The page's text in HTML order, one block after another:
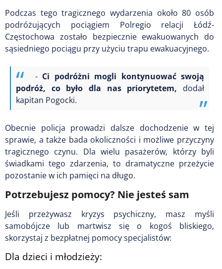
Podczas tego tragicznego wydarzenia około 80 osób
podróżujących pociągiem Polregio relacji Łódź-
Częstochowa zostało bezpiecznie ewakuowanych do
sąsiedniego pociągu przy użyciu trapu ewakuacyjnego.
- Ci podróżni mogli kontynuować swoją
podróż, co było dla nas priorytetem, dodał
kapitan Pogocki.
Obecnie policja prowadzi dalsze dochodzenie w tej
sprawie, a także bada okoliczności i możliwe przyczyny
tragicznego czynu. Dla wielu pasażerów, którzy byli
świadkami tego zdarzenia, to dramatyczne przeżycie
pozostanie w ich pamięci na długo.
Potrzebujesz pomocy? Nie jesteś sam
Jeśli przeżywasz kryzys psychiczny, masz myśli
samobójcze lub martwisz się o kogoś bliskiego,
skorzystaj z bezpłatnej pomocy specjalistów:
Dla dzieci i młodzieży: